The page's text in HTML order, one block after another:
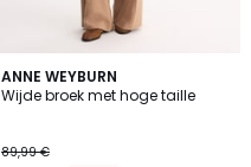
ANNE WEYBURN
Wijde broek met hoge taille
89,99 €
4,2
/ 5
2
Kleuren